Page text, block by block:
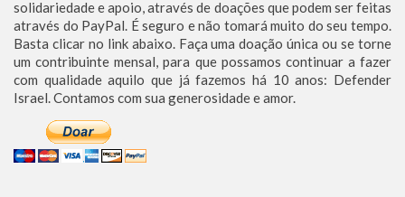
solidariedade e apoio, através de doações que podem ser feitas
através do PayPal. É seguro e não tomará muito do seu tempo.
Basta clicar no link abaixo. Faça uma doação única ou se torne
um contribuinte mensal, para que possamos continuar a fazer
com qualidade aquilo que já fazemos há 10 anos: Defender
Israel. Contamos com sua generosidade e amor.